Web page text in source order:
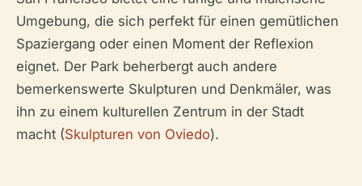
Umgebung, die sich perfekt für einen gemütlichen
Spaziergang oder einen Moment der Reflexion
eignet. Der Park beherbergt auch andere
bemerkenswerte Skulpturen und Denkmäler, was
ihn zu einem kulturellen Zentrum in der Stadt
macht (Skulpturen von Oviedo).